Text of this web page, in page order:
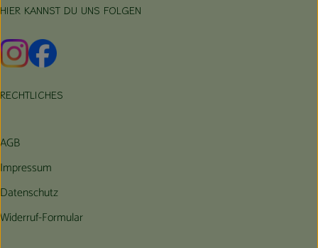
HIER KANNST DU UNS FOLGEN
Externer Link zu https://www.instagram.com/hofbauernhof/
Externer Link zu https://www.facebook.com/
RECHTLICHES
AGB
Impressum
Datenschutz
Widerruf-Formular